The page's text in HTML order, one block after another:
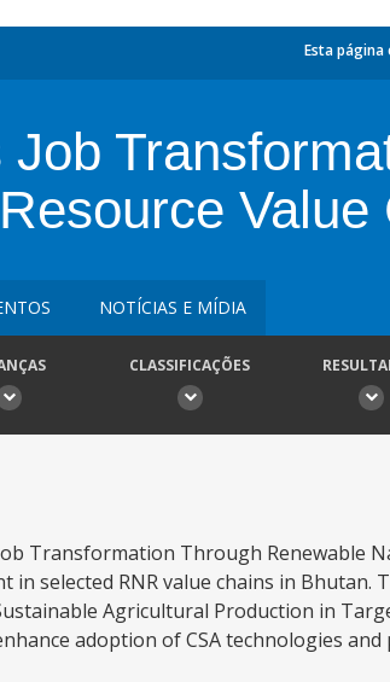
Esta página
Job
Value
NOTÍCIAS E MÍDIA
CLASSIFICAÇÕES
Transformation Through Renewable
in selected RNR value chains in Bhutan.
Agricultural Production in
adoption of CSA technologies and